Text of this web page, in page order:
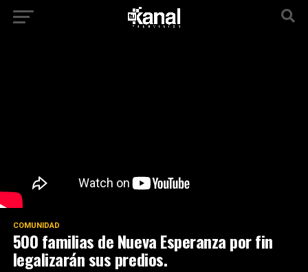
COMUNIDAD
500 familias de Nueva Esperanza por fin
legalizarán sus predios.